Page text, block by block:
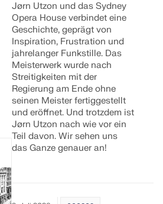
Sie Stahlverbindungen
1993-1-8 und AISC 360,
Jørn Utzon und das Sydney
Opera House verbindet eine
Geschichte, geprägt von
Inspiration, Frustration und
jahrelanger Funkstille. Das
Meisterwerk wurde nach
Streitigkeiten mit der
Regierung am Ende ohne
seinen Meister fertiggestellt
und eröffnet. Und trotzdem ist
Jørn Utzon nach wie vor ein
Teil davon. Wir sehen uns
das Ganze genauer an!